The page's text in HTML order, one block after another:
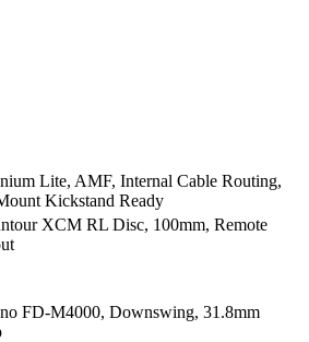
Lite, AMF, Internal Cable Routing,
Kickstand Ready
XCM RL Disc, 100mm, Remote
FD-M4000, Downswing, 31.8mm